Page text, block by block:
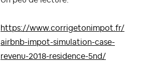
https://www.corrigetonimpot.fr/
airbnb-impot-simulation-case-
revenu-2018-residence-5nd/